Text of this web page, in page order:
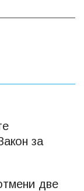
за
две